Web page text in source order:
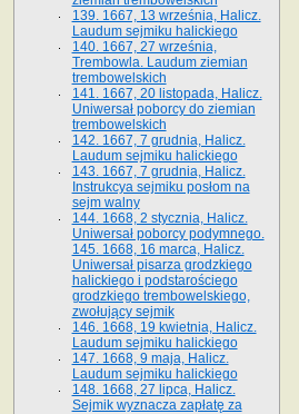
139. 1667, 13 września, Halicz.
Laudum sejmiku halickiego
140. 1667, 27 września,
Trembowla. Laudum ziemian
trembowelskich
141. 1667, 20 listopada, Halicz.
Uniwersał poborcy do ziemian
trembowelskich
142. 1667, 7 grudnia, Halicz.
Laudum sejmiku halickiego
143. 1667, 7 grudnia, Halicz.
Instrukcya sejmiku posłom na
sejm walny
144. 1668, 2 stycznia, Halicz.
Uniwersał poborcy podymnego.
145. 1668, 16 marca, Halicz.
Uniwersał pisarza grodzkiego
halickiego i podstarościego
grodzkiego trembowelskiego,
zwołujący sejmik
146. 1668, 19 kwietnia, Halicz.
Laudum sejmiku halickiego
147. 1668, 9 maja, Halicz.
Laudum sejmiku halickiego
148. 1668, 27 lipca, Halicz.
Sejmik wyznacza zapłatę za